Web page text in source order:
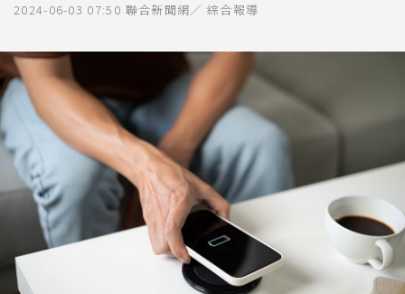
2024-06-03 07:50 聯合新聞網／ 綜合報導